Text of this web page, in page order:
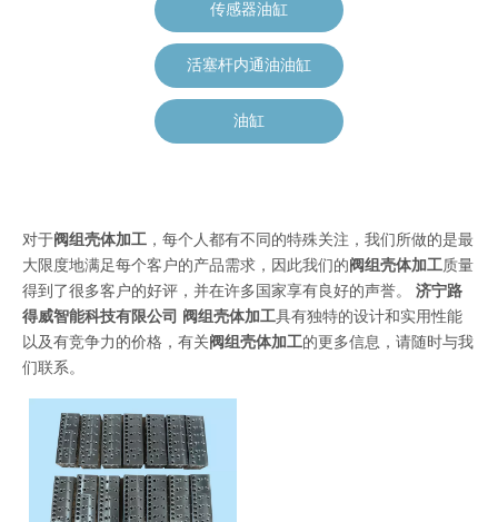
传感器油缸
活塞杆内通油油缸
油缸
对于阀组壳体加工 ，每个人都有不同的特殊关注，我们所做的是最
大限度地满足每个客户的产品需求，因此我们的 阀组壳体加工质量
得到了很多客户的好评，并在许多国家享有良好的声誉。 济宁路
得威智能科技有限公司
阀组壳体加工具有独特的设计和实用性能
以及有竞争力的价格，有关 阀组壳体加工的更多信息，请随时与我
们联系。